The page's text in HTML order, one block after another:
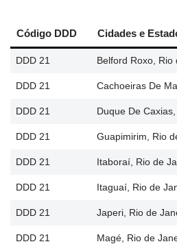
Código DDD Cidades e
DDD 21 Belford Roxo, Rio
DDD 21 Cachoeiras De
DDD 21 Duque De
DDD 21 Guapimirim, Rio
DDD 21 Itaboraí, Rio de
DDD 21 Itaguaí, Rio de
DDD 21 Japeri, Rio de
DDD 21 Magé, Rio de